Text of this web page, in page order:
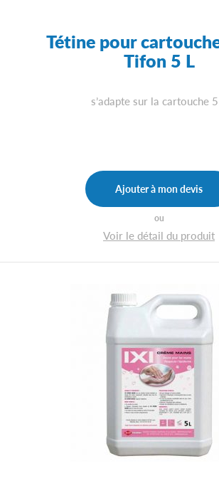
Tétine pour
Tifon 5 L
s’adapte sur la cartouche
Ajouter à mon devis
ou
Voir le détail du produit